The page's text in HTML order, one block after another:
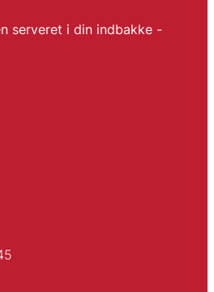
serveret i din indbakke -